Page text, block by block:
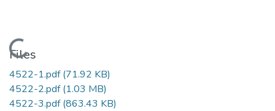
Loading...
Files
4522-1.pdf(71.92 KB)
4522-2.pdf(1.03 MB)
4522-3.pdf(863.43 KB)